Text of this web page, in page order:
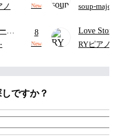
よ
ノ
ボ
New
映画ちい
soup-majo
8
New
Love
RYピアノ
ですか？